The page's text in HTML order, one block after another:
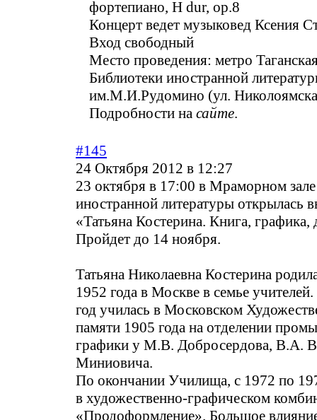
фортепиано, H dur, op.8
Концерт ведет музыковед Ксения
Вход свободный
Место проведения: метро
Библиотеки иностранной
им.М.И.Рудомино (ул.
Подробности на сайте.
#145
24 Октября 2012 в 12:27
23 октября в 17:00 в Мраморном
иностранной литературы открылась
«Татьяна Костерина. Книга, графика,
Пройдет до 14 ноября.
Татьяна Николаевна Костерина
1952 года в Москве в семье
год училась в Московском
памяти 1905 года на отделении
графики у М.В. Добросердова, В.А.
Миниовича.
По окончании Училища, с 1972 по
в художественно-графическом
«Продоформление». Большое